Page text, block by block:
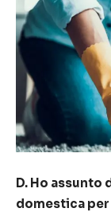
D. Ho assunto
domestica per